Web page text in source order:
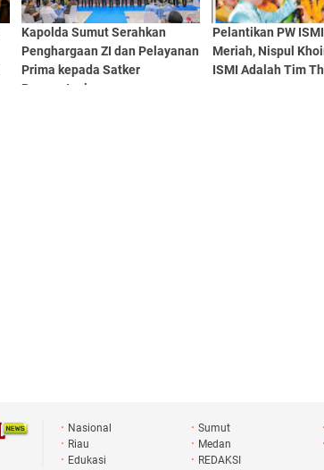
Kapolda Sumut Serahkan
Penghargaan ZI dan Pelayanan
Prima kepada Satker
Berprestasi
Pelantikan PW
Meriah, Nispul
ISMI Adalah Tim
Nasional Sumut
Riau
Medan
Edukasi
REDAKSI